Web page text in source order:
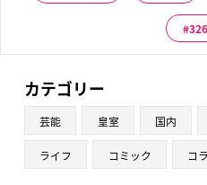
326
カテゴリー
芸能 皇室 国内
ライフ コミック コ